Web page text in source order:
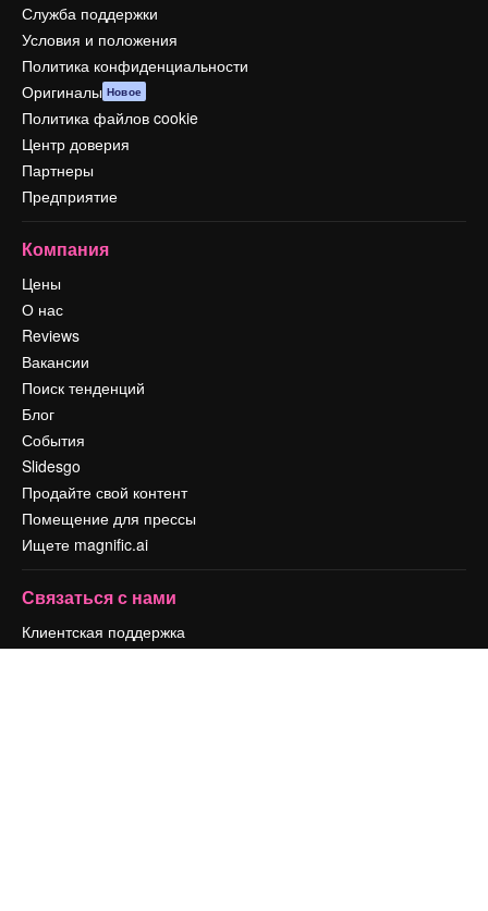
Служба поддержки
Условия и положения
Политика конфиденциальности
Оригиналы Новое
Политика файлов cookie
Центр доверия
Партнеры
Предприятие
Компания
Цены
О нас
Reviews
Вакансии
Поиск тенденций
Блог
События
Slidesgo
Продайте свой контент
Помещение для прессы
Ищете magnific.ai
Связаться с нами
Клиентская поддержка